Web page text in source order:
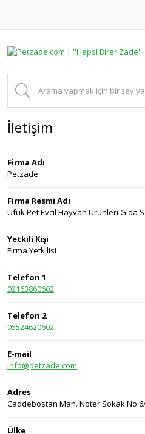
İletişim
Firma Adı
Petzade
Firma Resmi Adı
Ufuk Pet Evcil Hayvan Ürünleri Gıda
Yetkili Kişi
Firma Yetkilisi
Telefon 1
02163860602
Telefon 2
05524620602
E-mail
info@petzade.com
Adres
Caddebostan Mah. Noter Sokak
Ülke